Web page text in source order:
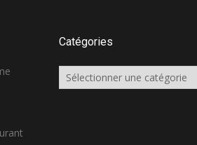
Catégories
Catégories